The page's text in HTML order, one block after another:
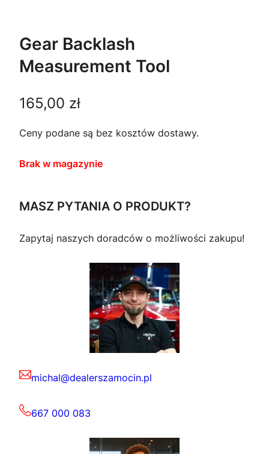
Gear Backlash
Measurement Tool
165,00 zł
Ceny podane są bez kosztów dostawy.
Brak w magazynie
MASZ PYTANIA O PRODUKT?
Zapytaj naszych doradców o możliwości zakupu!
michal@dealerszamocin.pl
667 000 083